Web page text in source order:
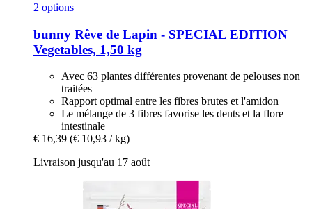
2 options
bunny Rêve de Lapin -​ SPECIAL EDITION
Vegetables, 1,50 kg
Avec 63 plantes différentes provenant de pelouses non
traitées
Rapport optimal entre les fibres brutes et l'amidon
Le mélange de 3 fibres favorise les dents et la flore
intestinale
€ 16,39 (€ 10,93 / kg)
Livraison jusqu'au 17 août